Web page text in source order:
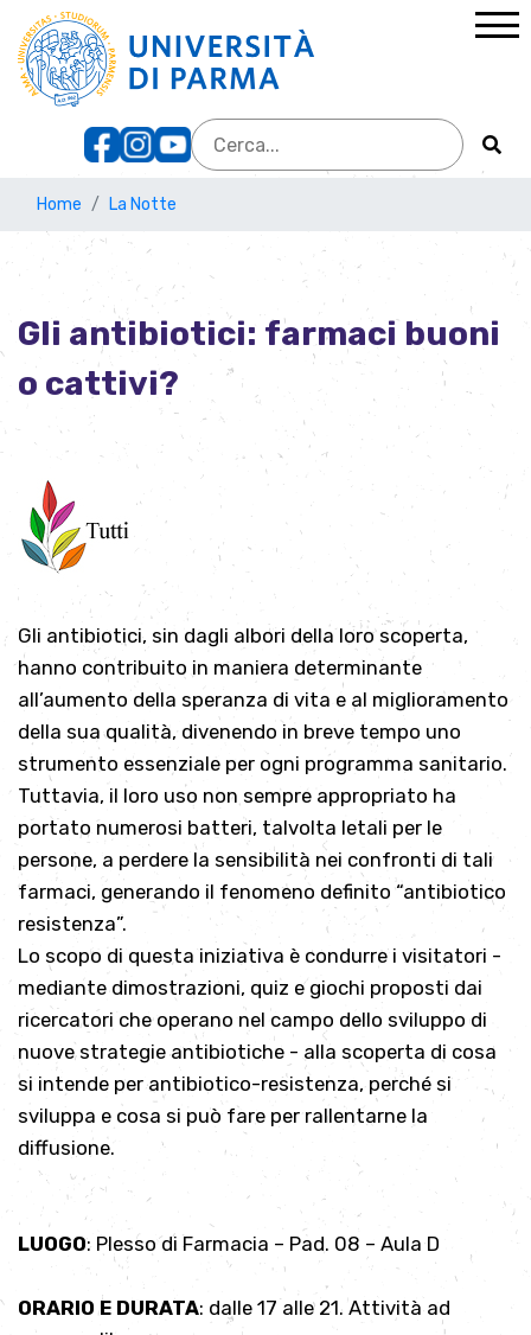
Home La Notte
Gli antibiotici: farmaci buoni
o cattivi?
Gli antibiotici, sin dagli albori della loro scoperta,
hanno contribuito in maniera determinante
all’aumento della speranza di vita e al miglioramento
della sua qualità, divenendo in breve tempo uno
strumento essenziale per ogni programma sanitario.
Tuttavia, il loro uso non sempre appropriato ha
portato numerosi batteri, talvolta letali per le
persone, a perdere la sensibilità nei confronti di tali
farmaci, generando il fenomeno definito “antibiotico
resistenza”.
Lo scopo di questa iniziativa è condurre i visitatori -
mediante dimostrazioni, quiz e giochi proposti dai
ricercatori che operano nel campo dello sviluppo di
nuove strategie antibiotiche - alla scoperta di cosa
si intende per antibiotico-resistenza, perché si
sviluppa e cosa si può fare per rallentarne la
diffusione.
LUOGO: Plesso di Farmacia – Pad. 08 – Aula D
ORARIO E DURATA: dalle 17 alle 21. Attività ad